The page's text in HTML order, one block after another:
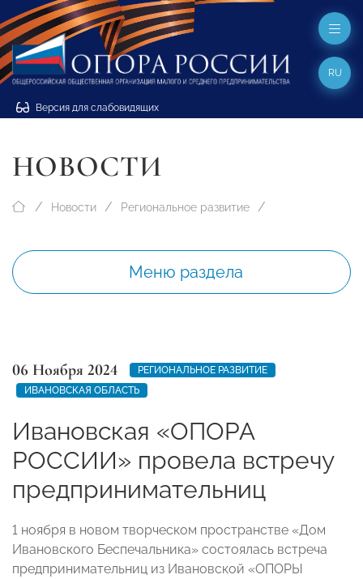
Версия для слабовидящих
RU
НОВОСТИ
Новости Региональное развитие
Меню раздела
06 Ноября 2024
РЕГИОНАЛЬНОЕ РАЗВИТИЕ
ИВАНОВСКАЯ ОБЛАСТЬ
Ивановская «ОПОРА
РОССИИ» провела встречу
предпринимательниц
1 ноября в новом творческом пространстве «Дом
Ивановского Беспечальника» состоялась встреча
предпринимательниц из Ивановской «ОПОРЫ